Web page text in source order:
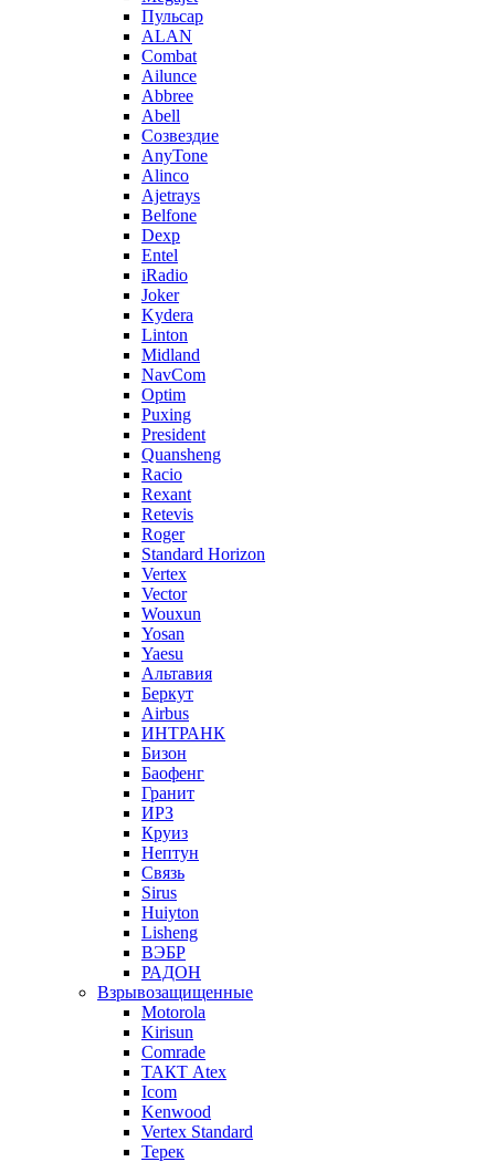
Пульсар
ALAN
Combat
Ailunce
Abbree
Abell
Созвездие
AnyTone
Alinco
Ajetrays
Belfone
Dexp
Entel
iRadio
Joker
Kydera
Linton
Midland
NavCom
Optim
Puxing
President
Quansheng
Racio
Rexant
Retevis
Roger
Standard Horizon
Vertex
Vector
Wouxun
Yosan
Yaesu
Альтавия
Беркут
Airbus
ИНТРАНК
Бизон
Баофенг
Гранит
ИРЗ
Круиз
Нептун
Связь
Sirus
Huiyton
Lisheng
ВЭБР
РАДОН
Взрывозащищенные
Motorola
Kirisun
Comrade
ТАКТ Atex
Icom
Kenwood
Vertex Standard
Терек